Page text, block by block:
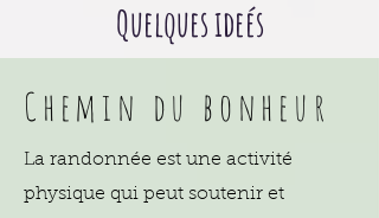
Quelques ideés
Chemin du bonheur
La randonnée est une activité
physique qui peut soutenir et